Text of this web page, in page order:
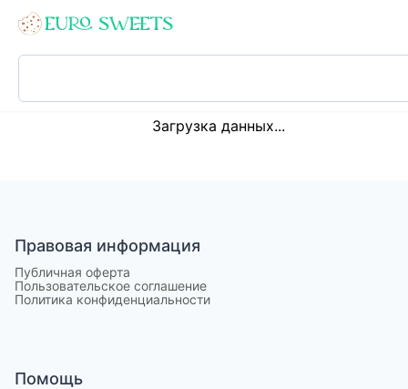
Loading...
Загрузка данных...
Правовая информация
Публичная оферта
Пользовательское соглашение
Политика конфиденциальности
Помощь